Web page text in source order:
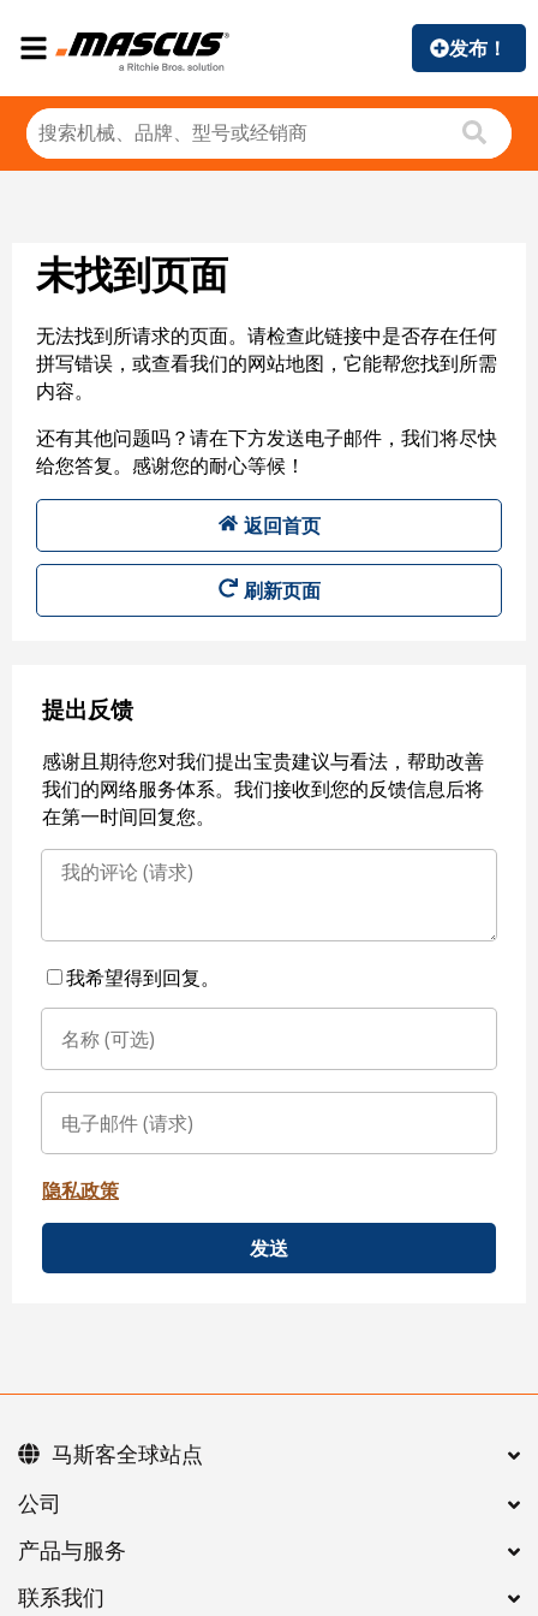
发布！
未找到页面
无法找到所请求的页面。请检查此链接中是否存在任何
拼写错误，或查看我们的网站地图，它能帮您找到所需
内容。
还有其他问题吗？请在下方发送电子邮件，我们将尽快
给您答复。感谢您的耐心等候！
返回首页
刷新页面
提出反馈
感谢且期待您对我们提出宝贵建议与看法，帮助改善
我们的网络服务体系。我们接收到您的反馈信息后将
在第一时间回复您。
我希望得到回复。
隐私政策
发送
公司
产品与服务
联系我们
马斯客全球站点